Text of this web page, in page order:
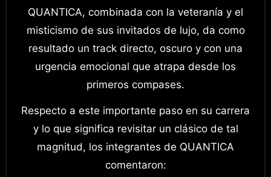
QUANTICA, combinada con la veteranía y el
misticismo de sus invitados de lujo, da como
resultado un track directo, oscuro y con una
urgencia emocional que atrapa desde los
primeros compases.
Respecto a este importante paso en su carrera
y lo que significa revisitar un clásico de tal
magnitud, los integrantes de QUANTICA
comentaron: